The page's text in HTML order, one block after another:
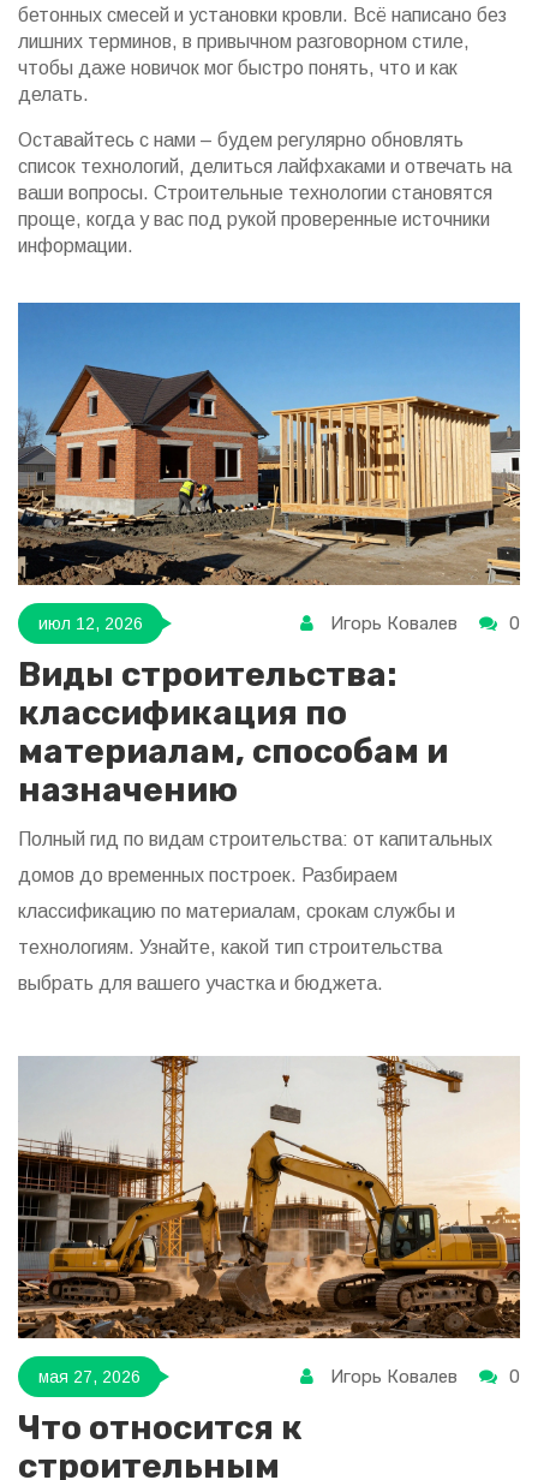
бетонных смесей и установки кровли. Всё написано без
лишних терминов, в привычном разговорном стиле,
чтобы даже новичок мог быстро понять, что и как
делать.
Оставайтесь с нами – будем регулярно обновлять
список технологий, делиться лайфхаками и отвечать на
ваши вопросы. Строительные технологии становятся
проще, когда у вас под рукой проверенные источники
информации.
июл 12, 2026 Игорь Ковалев 0
Виды строительства:
классификация по
материалам, способам и
назначению
Полный гид по видам строительства: от капитальных
домов до временных построек. Разбираем
классификацию по материалам, срокам службы и
технологиям. Узнайте, какой тип строительства
выбрать для вашего участка и бюджета.
мая 27, 2026 Игорь Ковалев 0
Что относится к
строительным